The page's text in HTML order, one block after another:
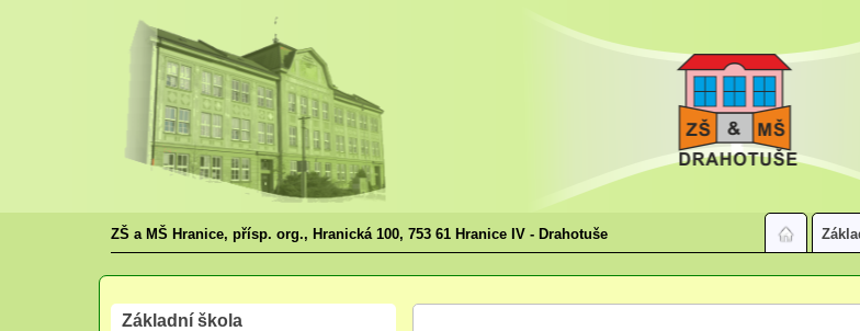
ZŠ a MŠ Hranice, přísp. org., Hranická 100, 753 61 Hranice IV - Drahotuše
Základní škola